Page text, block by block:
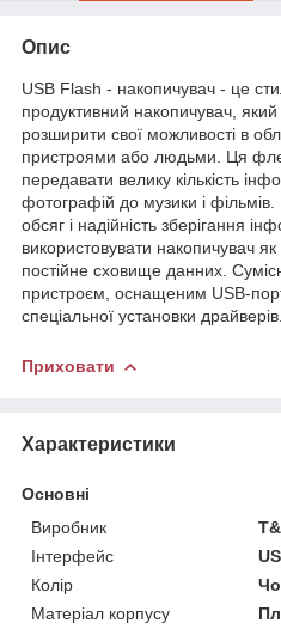
Опис
USB Flash - накопичувач - це
продуктивний накопичувач,
розширити свої можливості в
пристроями або людьми. Ця
передавати велику кількість
фотографій до музики і
обсяг і надійність зберігання
використовувати накопичувач
постійне сховище данних.
пристроєм, оснащеним USB-
спеціальної установки драйверів.
Приховати
Характеристики
Основні
Виробник
Інтерфейс
Колір
Матеріал корпусу